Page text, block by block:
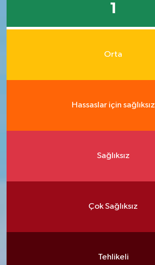
1
Orta
Hassaslar için sağlıksız
Sağlıksız
Çok Sağlıksız
Tehlikeli